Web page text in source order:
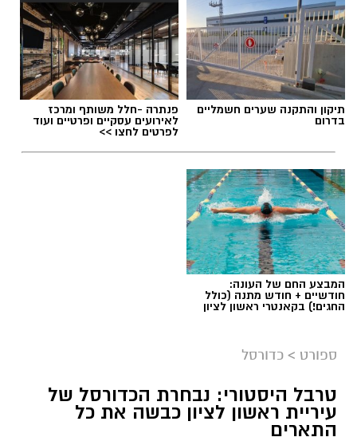
תגים:מכבי ראשון לציון, אור קורלניוס
אור קורנליוס חתם במכבי ראשון לציון
תיקון והתקנה שערים חשמליים
בדרום
פנתרה -חלל משותף ומרכז
לאירועים עסקיים ופרטיים ועוד
לפרטים לחצו >>
המבצע החם של העונה:
חודשיים + חודש מתנה (כולל
החגים!) בקאנטרי ראשון לציון
ספורט > כדורסל
טרבל היסטורי: נבחרת הכדורסל של
עיריית ראשון לציון כבשה את כל
התארים